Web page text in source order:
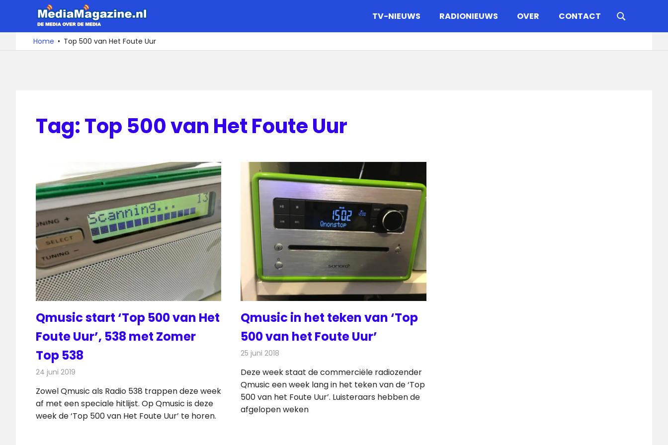
de
De
media
over
TV-NIEUWS RADIONIEUWS OVER CONTACT
Home Top 500 van Het Foute Uur
Tag:Top 500 van Het Foute Uur
Qmusic start ‘Top 500 van Het
Foute Uur’, 538 met Zomer
Top 538
24 juni 2019
Zowel Qmusic als Radio 538 trappen deze week
af met een speciale hitlijst. Op Qmusic is deze
week de ‘Top 500 van Het Foute Uur’ te horen.
Qmusic in het teken van ‘Top
500 van het Foute Uur’
25 juni 2018
Deze week staat de commerciële radiozender
Qmusic een week lang in het teken van de ‘Top
500 van het Foute Uur’. Luisteraars hebben de
afgelopen weken